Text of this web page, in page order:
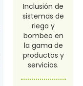
Inclusión de
sistemas de
riego y
bombeo en
la gama de
productos y
servicios.